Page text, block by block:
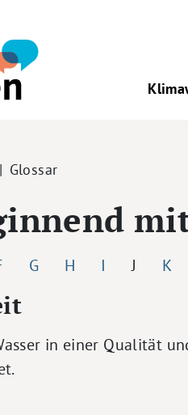
Glossar
G H I J K
in einer Qualität